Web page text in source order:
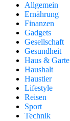
Allgemein
Ernährung
Finanzen
Gadgets
Gesellschaft
Gesundheit
Haus &
Haushalt
Haustier
Lifestyle
Reisen
Sport
Technik